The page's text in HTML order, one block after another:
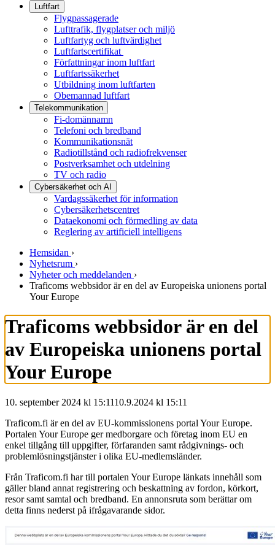
Luftfart
Flygpassagerade
Lufttrafik, flygplatser och miljö
Luftfartyg och luftvärdighet
Luftfartscertifikat
Författningar inom luftfart
Luftfartssäkerhet
Utbildning inom luftfarten
Obemannad luftfart
Telekommunikation
Fi-domännamn
Telefoni och bredband
Kommunikationsnät
Radiotillstånd och radiofrekvenser
Postverksamhet och utdelning
TV och radio
Cybersäkerhet och AI
Vardagssäkerhet för information
Cybersäkerhetscentret
Dataekonomi och förmedling av data
Reglering av artificiell intelligens
Hemsidan ›
Nyhetsrum ›
Nyheter och meddelanden ›
Traficoms webbsidor är en del av Europeiska unionens portal
Your Europe
Traficoms webbsidor är en del
av Europeiska unionens portal
Your Europe
10. september 2024 kl 15:1110.9.2024 kl 15:11
Traficom.fi är en del av EU-kommissionens portal Your Europe.
Portalen Your Europe ger medborgare och företag inom EU en
enkel tillgång till uppgifter, förfaranden samt rådgivnings- och
problemlösningstjänster i olika EU-medlemsländer.
Från Traficom.fi har till portalen Your Europe länkats innehåll som
gäller bland annat registrering och beskattning av fordon, körkort,
resor samt samtal och bredband. En annonsruta som berättar om
detta finns nederst på ifrågavarande sidor.